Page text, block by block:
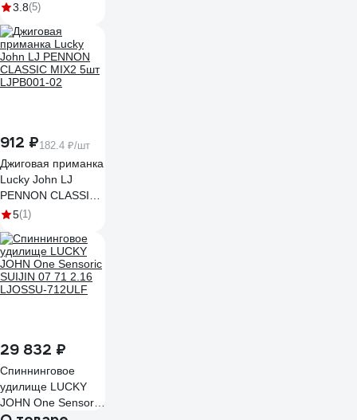
3.8(5)
912 ₽182.4 ₽/шт
Джиговая приманка
Lucky John LJ
PENNON CLASSIC
MIX2 5шт LJPB001-
5(1)
29 832 ₽
Спиннинговое
удилище LUCKY
JOHN One Sensoric